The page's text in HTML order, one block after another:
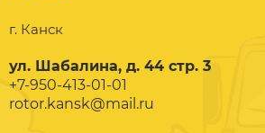
г. Канск
ул. Шабалина, д. 44 стр. 3
+7-950-413-01-01
rotor.kansk@mail.ru